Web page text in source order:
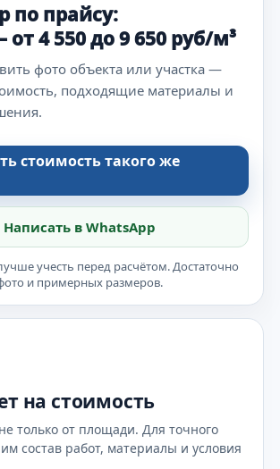
по прайсу:
4 550 до 9 650 руб/м³
фото объекта или участка —
подходящие материалы и
стоимость такого же
Написать в WhatsApp
учесть перед расчётом. Достаточно
и примерных размеров.
на стоимость
только от площади. Для точного
состав работ, материалы и условия